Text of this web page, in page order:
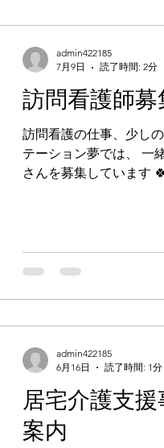
訪問看護師募
訪問看護の仕事、少し
テーション夢では、 一
さんを募集しています
的ケア、ご家族へのサ
護って難しそう」「一
し、利用者さんとの関
ずつ一緒に覚えていけ
ン夢での働き方 · 利用者さんのご自宅を訪問し、健康状態
の確認やバイタルチェックを行
処置、療養生活のサポートな
安や悩みに寄り添い、必要
やケアマネジャーと連
admin422185
7月9日
読了時間: 2分
居宅介護支
案内
admin422185
6月16日
読了時間: 1分